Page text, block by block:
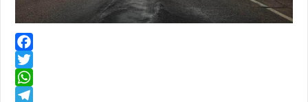
Facebook
Twitter
WhatsApp